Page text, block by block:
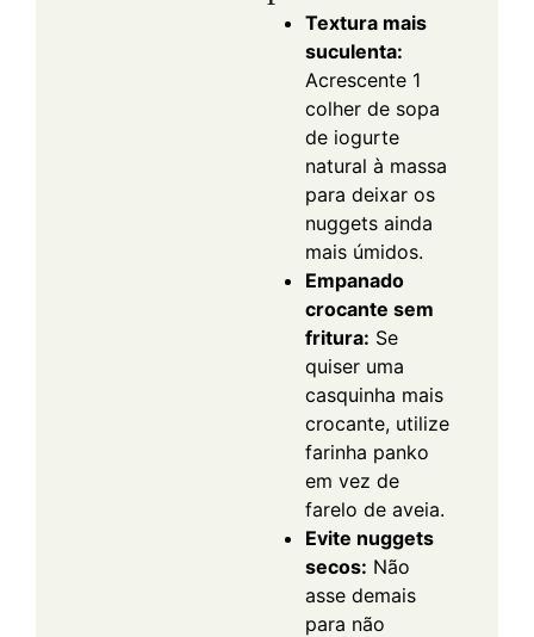
Textura mais
suculenta:
Acrescente 1
colher de sopa
de iogurte
natural à massa
para deixar os
nuggets ainda
mais úmidos.
Empanado
crocante sem
fritura: Se
quiser uma
casquinha mais
crocante, utilize
farinha panko
em vez de
farelo de aveia.
Evite nuggets
secos: Não
asse demais
para não